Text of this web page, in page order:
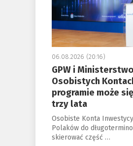
06.08.2026 (20:16)
GPW i
Osobistych
programie może
trzy lata
Osobiste Konta
Polaków do
skierować część …